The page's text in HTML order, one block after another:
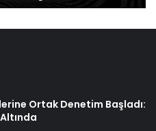
Ortak Denetim Başladı: